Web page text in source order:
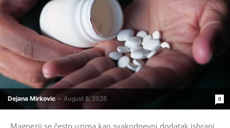
Dejana Mirkovic - August 8, 2026 0
Magnezij se često uzima kao svakodnevni dodatak ishrani,